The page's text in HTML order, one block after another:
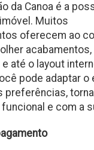
da Canoa é a
Muitos
oferecem ao
até o layout
pode adaptar o
preferências,
e com a